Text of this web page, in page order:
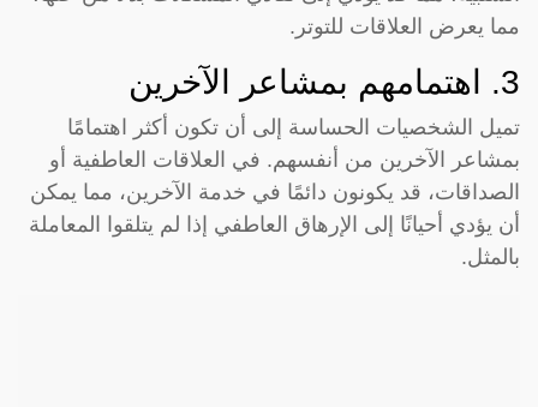
مما يعرض العلاقات للتوتر.
3. اهتمامهم بمشاعر الآخرين
تميل الشخصيات الحساسة إلى أن تكون أكثر اهتمامًا
بمشاعر الآخرين من أنفسهم. في العلاقات العاطفية أو
الصداقات، قد يكونون دائمًا في خدمة الآخرين، مما يمكن
أن يؤدي أحيانًا إلى الإرهاق العاطفي إذا لم يتلقوا المعاملة
بالمثل.